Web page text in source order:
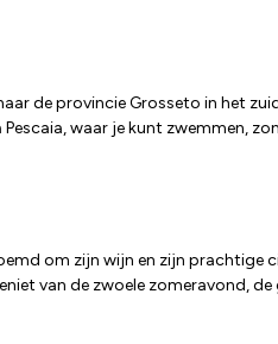
de provincie Grosseto in het
waar je kunt zwemmen,
om zijn wijn en zijn prachtige
van de zwoele zomeravond, de